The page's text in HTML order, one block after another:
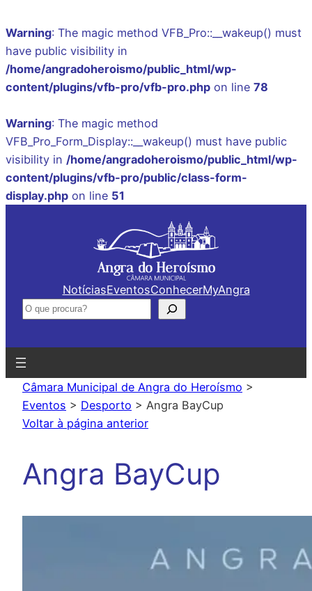
Warning: The magic method VFB_Pro::__wakeup() must
have public visibility in
/home/angradoheroismo/public_html/wp-
content/plugins/vfb-pro/vfb-pro.php on line 78
Warning: The magic method
VFB_Pro_Form_Display::__wakeup() must have public
visibility in /home/angradoheroismo/public_html/wp-
content/plugins/vfb-pro/public/class-form-
display.php on line 51
NotíciasEventosConhecerMyAngra
Pesquisar
Câmara Municipal de Angra do Heroísmo >
Eventos > Desporto > Angra BayCup
Voltar à página anterior
Angra BayCup